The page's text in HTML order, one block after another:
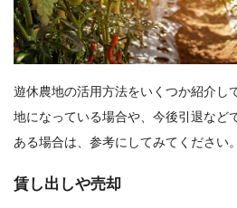
遊休農地の活用方法をいくつか紹介し
地になっている場合や、今後引退など
ある場合は、参考にしてみてください。
賃し出しや売却